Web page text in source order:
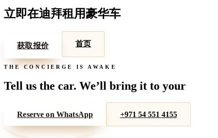
立即在迪拜租用豪华车
获取报价 首页
THE CONCIERGE IS AWAKE
Tell us the car. We’ll bring it to your
Reserve on WhatsApp +971 54 551 4155